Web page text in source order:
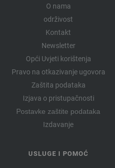
O nama
održivost
Kontakt
Newsletter
Opći Uvjeti korištenja
Pravo na otkazivanje ugovora
Zaštita podataka
Izjava o pristupačnosti
Postavke zaštite podataka
Izdavanje
USLUGE I POMOĆ